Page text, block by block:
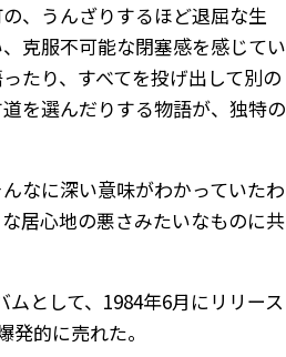
、うんざりするほど退屈な生
克服不可能な閉塞感を感じてい
たり、すべてを投げ出して別の
を選んだりする物語が、独特の
なに深い意味がわかっていたわ
居心地の悪さみたいなものに共
として、1984年6月にリリース
的に売れた。